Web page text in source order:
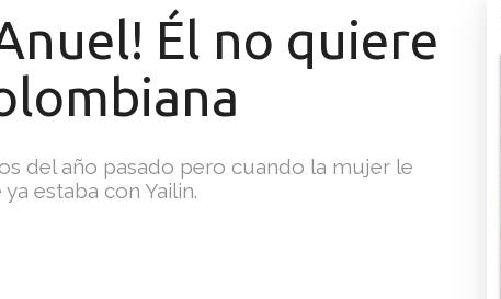
Él no quiere
del año pasado pero cuando la mujer le
estaba con Yailin.